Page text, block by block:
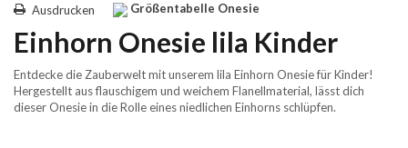
Größentabelle Onesie
Ausdrucken
Einhorn Onesie lila Kinder
Entdecke die Zauberwelt mit unserem lila Einhorn Onesie für Kinder!
Hergestellt aus flauschigem und weichem Flanellmaterial, lässt dich
dieser Onesie in die Rolle eines niedlichen Einhorns schlüpfen.